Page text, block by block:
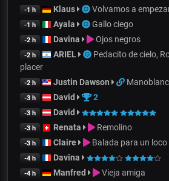
-1 h Klaus Volvamos a
-1 h Ayala Gallo ciego
-2 h Davina Ojos negros
-2 h ARIEL
Pedacito de cielo,
placer
-2 h Justin Dawson
-3 h David 2
-3 h David
-3 h Renata Remolino
-3 h Claire Balada para un loco
-4 h Davina
-4 h Manfred Vieja amiga